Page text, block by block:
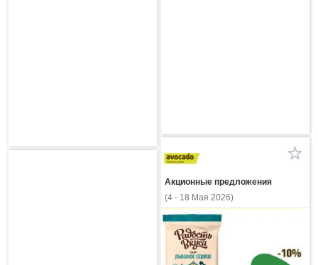
Акционные предложения
(4 - 18 Мая 2026)